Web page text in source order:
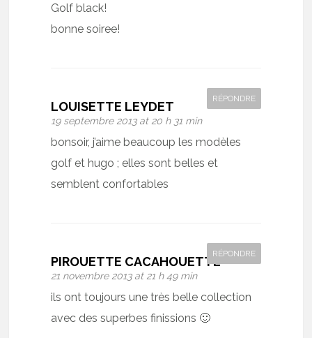
Golf black!
bonne soiree!
LOUISETTE LEYDET
19 septembre 2013 at 20 h 31 min
RÉPONDRE
bonsoir, j’aime beaucoup les modèles
golf et hugo ; elles sont belles et
semblent confortables
PIROUETTE CACAHOUETTE
21 novembre 2013 at 21 h 49 min
RÉPONDRE
ils ont toujours une très belle collection
avec des superbes finissions 🙂